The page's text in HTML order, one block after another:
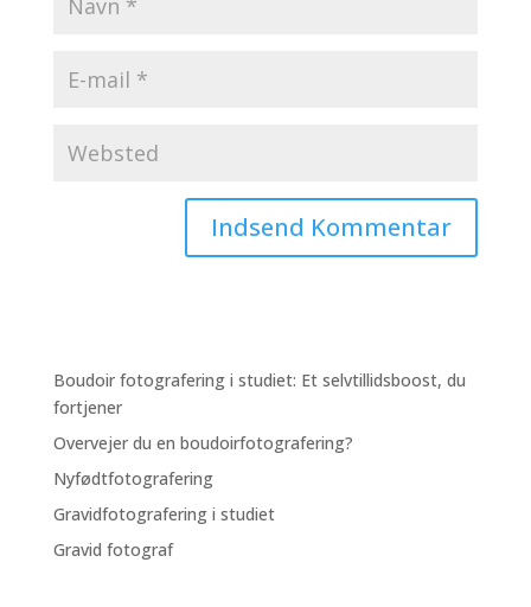
Boudoir fotografering i studiet: Et selvtillidsboost, du
fortjener
Overvejer du en boudoirfotografering?
Nyfødtfotografering
Gravidfotografering i studiet
Gravid fotograf